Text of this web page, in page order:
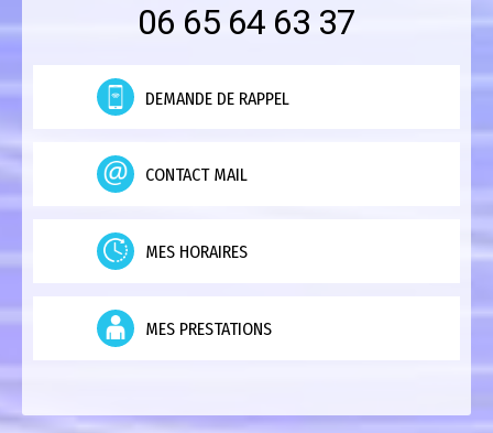
06 65 64 63 37
DEMANDE DE RAPPEL
CONTACT MAIL
MES HORAIRES
MES PRESTATIONS